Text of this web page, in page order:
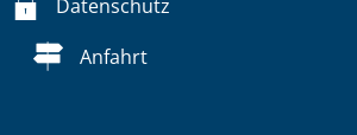
Datenschutz
Anfahrt